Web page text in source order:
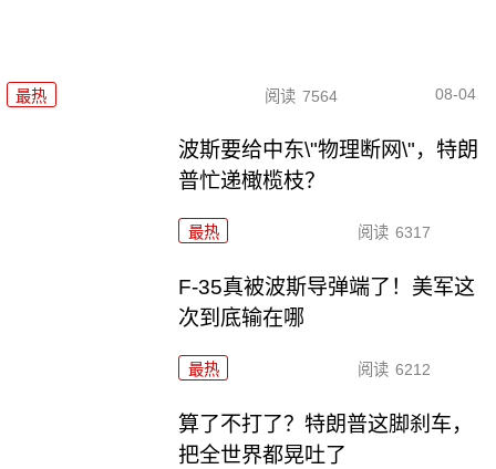
最热 阅读 7564 08-04
波斯要给中东\"物理断网\"，特朗
普忙递橄榄枝？
最热 阅读 6317
F-35真被波斯导弹端了！美军这
次到底输在哪
最热 阅读 6212
算了不打了？特朗普这脚刹车，
把全世界都晃吐了